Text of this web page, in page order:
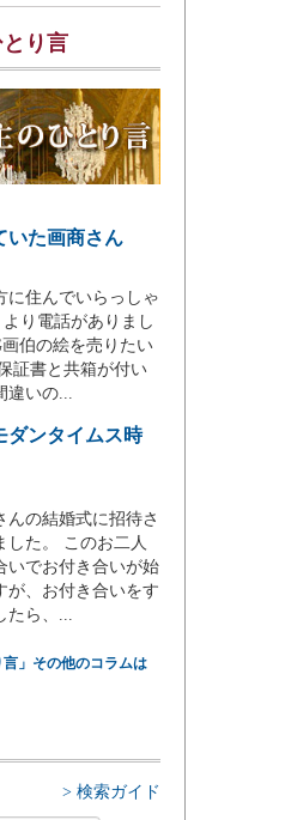
り言
いた画商さん
住んでいらっしゃ
り電話がありまし
伯の絵を売りたい
証書と共箱が付い
違いの...
ダンタイムス時
の結婚式に招待さ
した。 このお二人
いでお付き合いが始
が、お付き合いをす
たら、...
言」その他のコラムは
> 検索ガイド